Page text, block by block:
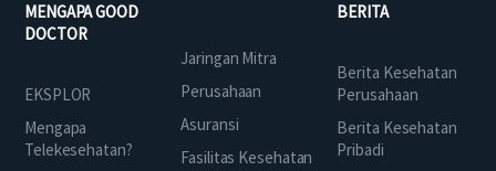
MENGAPA GOOD
DOCTOR
EKSPLOR
Mengapa
Telekesehatan?
Jaringan Mitra
Perusahaan
Asuransi
Fasilitas Kesehatan
BERITA
Berita Kesehatan
Perusahaan
Berita Kesehatan
Pribadi